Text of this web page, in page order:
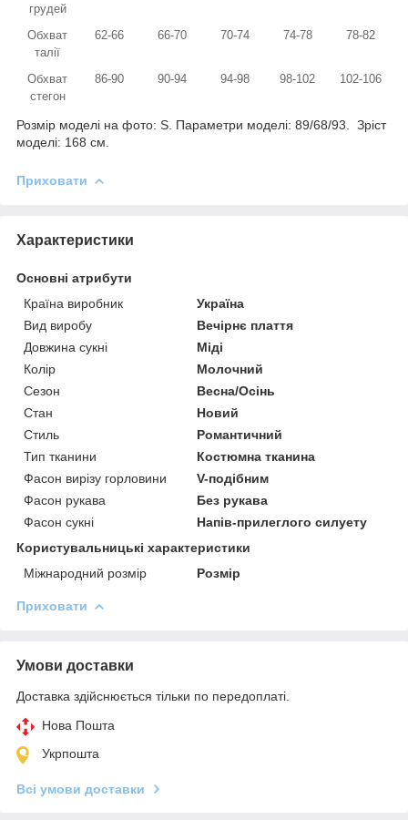
грудей
Обхват
талії
62-66 66-70 70-74 74-78 78-82
Обхват
стегон
86-90 90-94 94-98 98-102 102-106
Розмір моделі на фото: S. Параметри моделі: 89/68/93. Зріст
моделі: 168 см.
Приховати
Характеристики
Основні атрибути
Країна виробник
Україна
Вид виробу
Вечірнє плаття
Довжина сукні
Міді
Колір
Молочний
Сезон
Весна/Осінь
Стан
Новий
Стиль
Романтичний
Тип тканини
Костюмна тканина
Фасон вирізу горловини
V-подібним
Фасон рукава
Без рукава
Фасон сукні
Напів-прилеглого силуету
Користувальницькі характеристики
Міжнародний розмір
Розмір
Приховати
Умови доставки
Доставка здійснюється тільки по передоплаті.
Нова Пошта
Укрпошта
Всі умови доставки